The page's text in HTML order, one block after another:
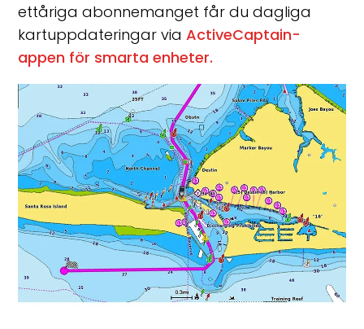
ettåriga abonnemanget får du dagliga
kartuppdateringar viaActiveCaptain-
appen för smarta enheter.